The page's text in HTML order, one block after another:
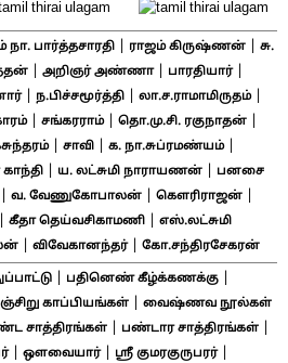
நா. பார்த்தசாரதி| ராஜம் கிருஷ்ணன்|
சு.
| அறிஞர் அண்ணா| பாரதியார்|
| ந.பிச்சமூர்த்தி லா.ச.ராமாமிருதம்|
| சங்கரராம்| தொ.மு.சி. ரகுநாதன்|
| சாவி| க. நா.சுப்ரமண்யம்|
ய. லட்சுமி நாராயணன்
பனசை
வ. வேணுகோபாலன்| கௌரிராஜன்|
கீதா தெய்வசிகாமணி|
எஸ்.லட்சுமி
| விவேகானந்தர்| கோ.சந்திரசேகரன்
| பதினெண் கீழ்க்கணக்கு|
காப்பியங்கள்| வைஷ்ணவ நூல்கள்
சாத்திரங்கள் பண்டார சாத்திரங்கள்
| ஔவையார்| ஸ்ரீ குமரகுருபரர்|